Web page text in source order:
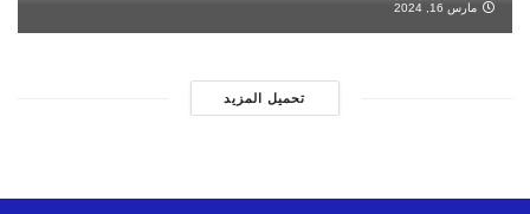
مارس 16, 2024
تحميل المزيد